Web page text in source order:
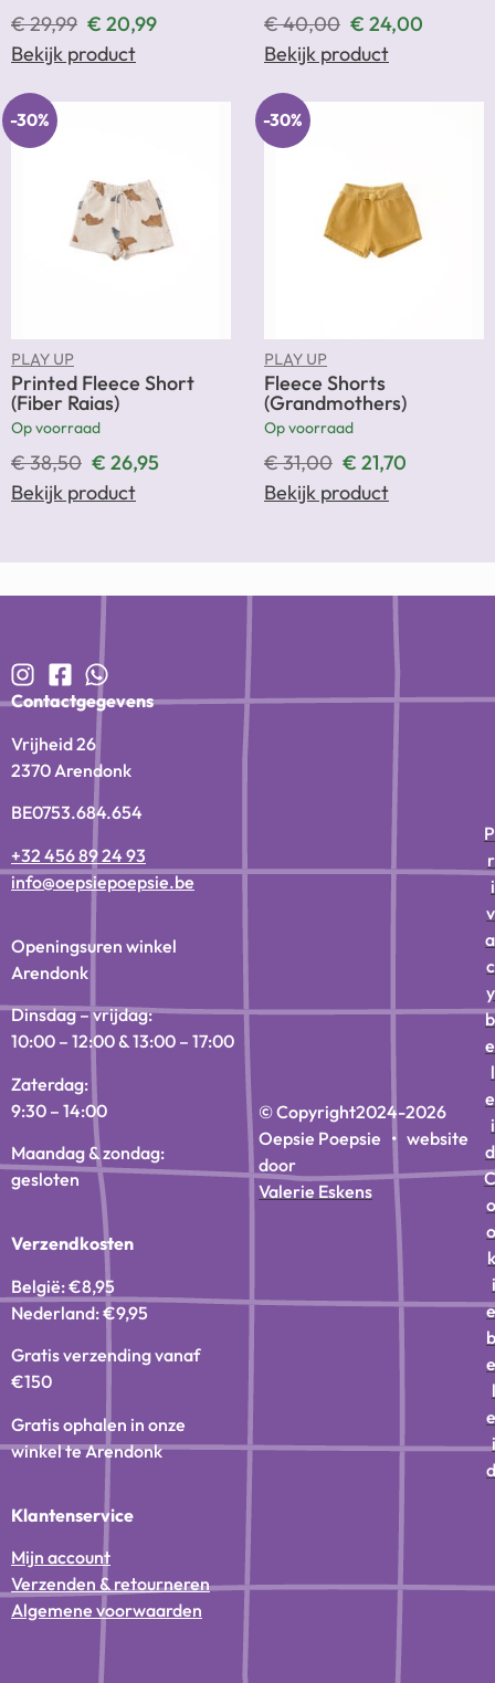
€29,99 € 20,99
Bekijk product
€40,00 € 24,00
Bekijk product
-30%
PLAY UP
Printed Fleece Short
(Fiber Raias)
Op voorraad
€38,50 € 26,95
Bekijk product
-30%
PLAY UP
Fleece Shorts
(Grandmothers)
Op voorraad
€31,00 € 21,70
Bekijk product
Contactgegevens
Vrijheid 26
2370 Arendonk
BE0753.684.654
+32 456 89 24 93
info@oepsiepoepsie.be
Openingsuren winkel
Arendonk
Dinsdag – vrijdag:
10:00 – 12:00 & 13:00 – 17:00
Zaterdag:
9:30 – 14:00
Maandag & zondag:
gesloten
Verzendkosten
België: €8,95
Nederland: €9,95
Gratis verzending vanaf
€150
Gratis ophalen in onze
winkel te Arendonk
Klantenservice
Mijn account
Verzenden & retourneren
Algemene voorwaarden
© Copyright2024-2026
Oepsie Poepsie • website
door
Valerie Eskens
P
r
i
v
a
c
y
b
e
l
e
i
d
C
o
o
k
i
e
b
e
l
e
i
d